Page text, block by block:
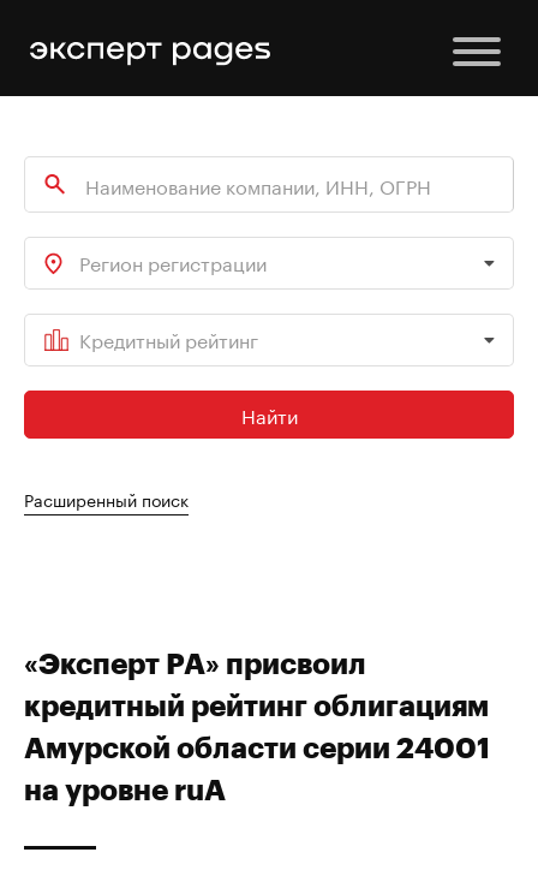
Регион регистрации
Кредитный рейтинг
Найти
Расширенный поиск
«Эксперт РА» присвоил
кредитный рейтинг облигациям
Амурской области серии 24001
на уровне ruА